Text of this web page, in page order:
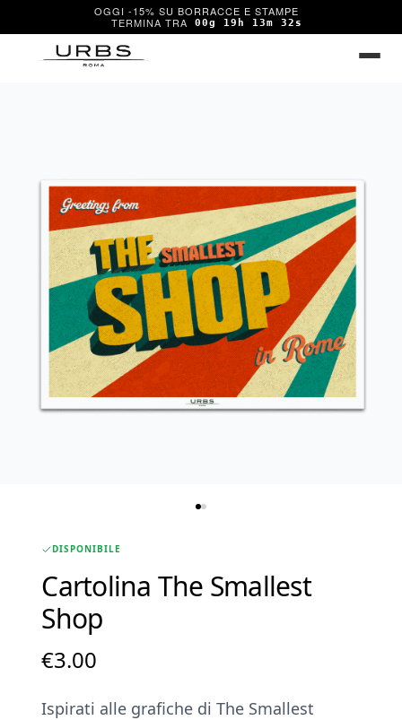
OGGI -15% SU BORRACCE E STAMPE
00g 19h 13m 31s
DISPONIBILE
Cartolina The Smallest
Shop
€3.00
Ispirati alle grafiche di The Smallest